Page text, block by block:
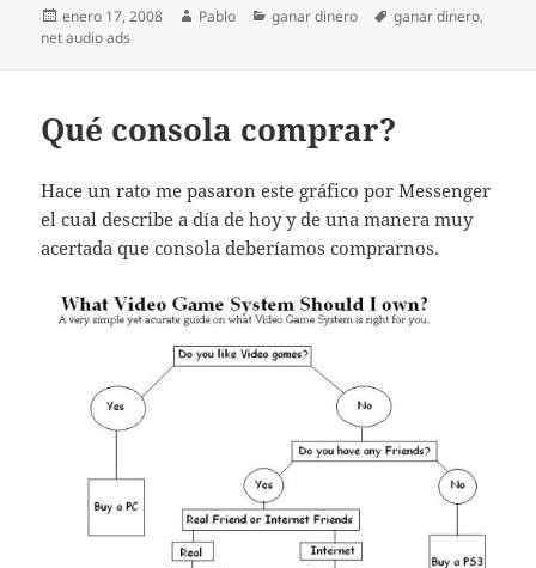
Publicado
el
enero 17, 2008 Autor
Pablo Categorías
ganar dinero Etiquetas
ganar dinero,
net audio ads
Qué consola comprar?
Hace un rato me pasaron este gráfico por Messenger
el cual describe a día de hoy y de una manera muy
acertada que consola deberíamos comprarnos.